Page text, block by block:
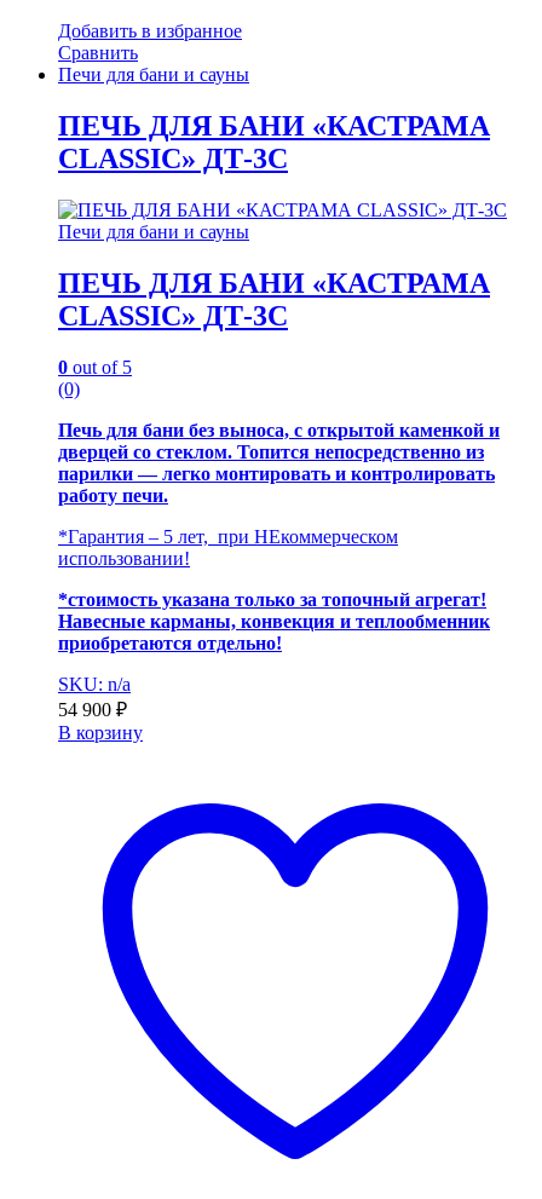
Добавить в избранное
Сравнить
Печи для бани и сауны
ПЕЧЬ ДЛЯ БАНИ «КАСТРАМА
CLASSIC» ДТ-3С
Печи для бани и сауны
ПЕЧЬ ДЛЯ БАНИ «КАСТРАМА
CLASSIC» ДТ-3С
0 out of 5
(0)
Печь для бани без выноса, с открытой каменкой и
дверцей со стеклом. Топится непосредственно из
парилки — легко монтировать и контролировать
работу печи.
*Гарантия – 5 лет, при НЕкоммерческом
использовании!
*стоимость указана только за топочный агрегат!
Навесные карманы, конвекция и теплообменник
приобретаются отдельно!
SKU: n/a
54 900 ₽
В корзину